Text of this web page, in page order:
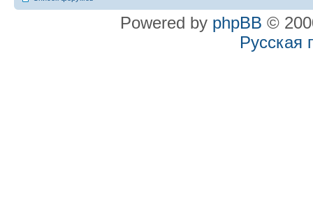
Powered by phpBB ©
Русская